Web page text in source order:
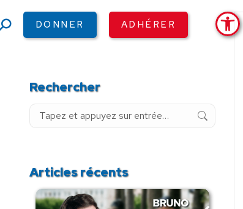
RechercheDONNER ADHÉRER
Rechercher
Recherche
Articles récents